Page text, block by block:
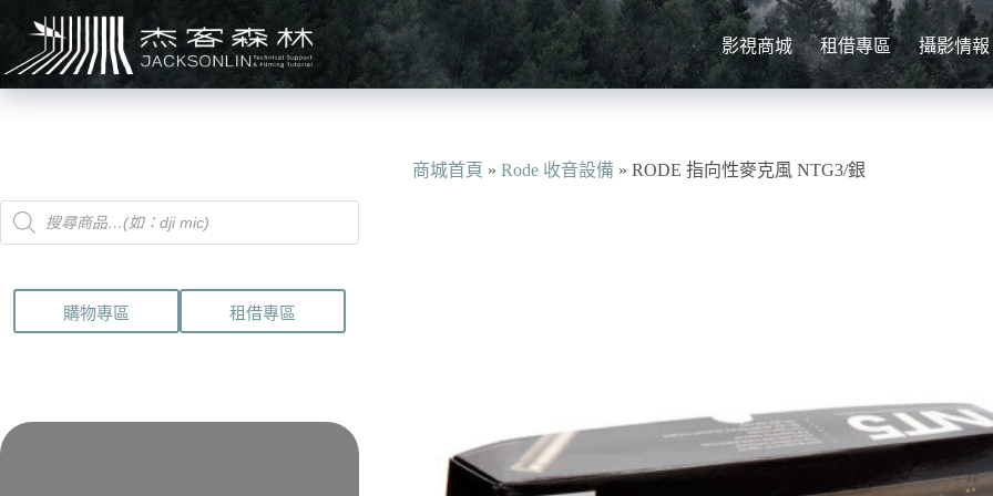
主
要
影視商城 租借專區 攝影情報
商城首頁 » Rode 收音設備 » RODE 指向性麥克風 NTG3/銀
Products
search
購物專區 租借專區